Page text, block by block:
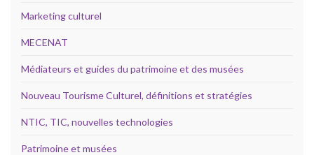
Marketing culturel
MECENAT
Médiateurs et guides du patrimoine et des musées
Nouveau Tourisme Culturel, définitions et stratégies
NTIC, TIC, nouvelles technologies
Patrimoine et musées